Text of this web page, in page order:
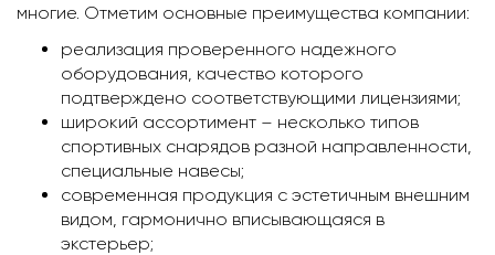
многие. Отметим основные преимущества компании:
реализация проверенного надежного
оборудования, качество которого
подтверждено соответствующими лицензиями;
широкий ассортимент – несколько типов
спортивных снарядов разной направленности,
специальные навесы;
современная продукция с эстетичным внешним
видом, гармонично вписывающаяся в
экстерьер;